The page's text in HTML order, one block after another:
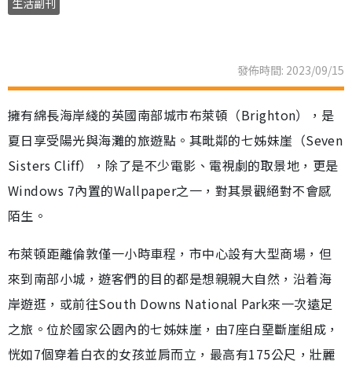
發佈時間: 2023/09/15
擁有綿長海岸綫的英國南部城市布萊頓（Brighton），是
夏日享受陽光與海灘的旅遊點。其毗鄰的七姊妹崖（Seven
Sisters Cliff），除了是不少電影、電視劇的取景地，更是
Windows 7內置的Wallpaper之一，對其景觀絕對不會感
陌生。
布萊頓距離倫敦僅一小時車程，市中心設有大型商場，但
來到南部小城，遊客們的目的都是想親親大自然，沿着海
岸遊逛，或前往South Downs National Park來一次遠足
之旅。位於國家公園內的七姊妹崖，由7座白堊斷崖組成，
恍如7個穿着白衣的女孩並肩而立，最高有175公尺，壯麗